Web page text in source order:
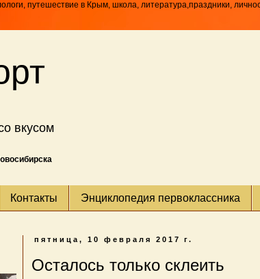
путешествие в Крым, школа, литература,праздники,
вкусом
Контакты Энциклопедия первоклассника
пятница, 10 февраля 2017 г.
Осталось только склеить